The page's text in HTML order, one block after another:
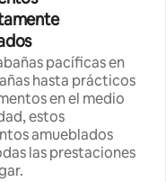
pacíficas en
hasta prácticos
en el medio
estos
amueblados
las prestaciones